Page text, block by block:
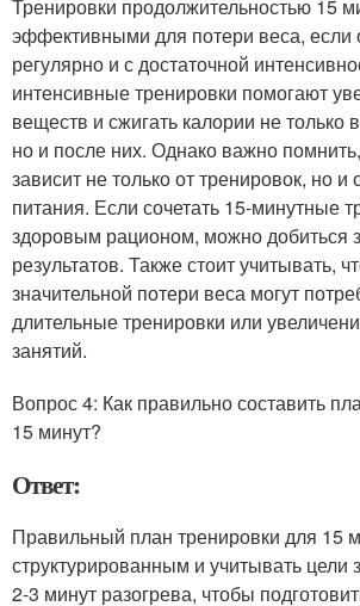
Тренировки продолжительностью 15
эффективными для потери веса, если
регулярно и с достаточной
интенсивные тренировки помогают
веществ и сжигать калории не только
но и после них. Однако важно
зависит не только от тренировок, но и
питания. Если сочетать 15-минутные
здоровым рационом, можно добиться
результатов. Также стоит учитывать,
значительной потери веса могут
длительные тренировки или
занятий.
Вопрос 4: Как правильно составить
15 минут?
Ответ:
Правильный план тренировки для 15
структурированным и учитывать цели
2-3 минут разогрева, чтобы